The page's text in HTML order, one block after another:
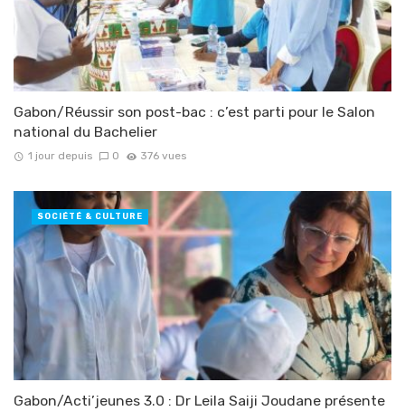
Gabon/Réussir son post-bac : c’est parti pour le Salon
national du Bachelier
1 jour depuis 0 376 vues
Gabon/Acti’jeunes 3.0 : Dr Leila Saiji Joudane présente
SOCIÉTÉ & CULTURE